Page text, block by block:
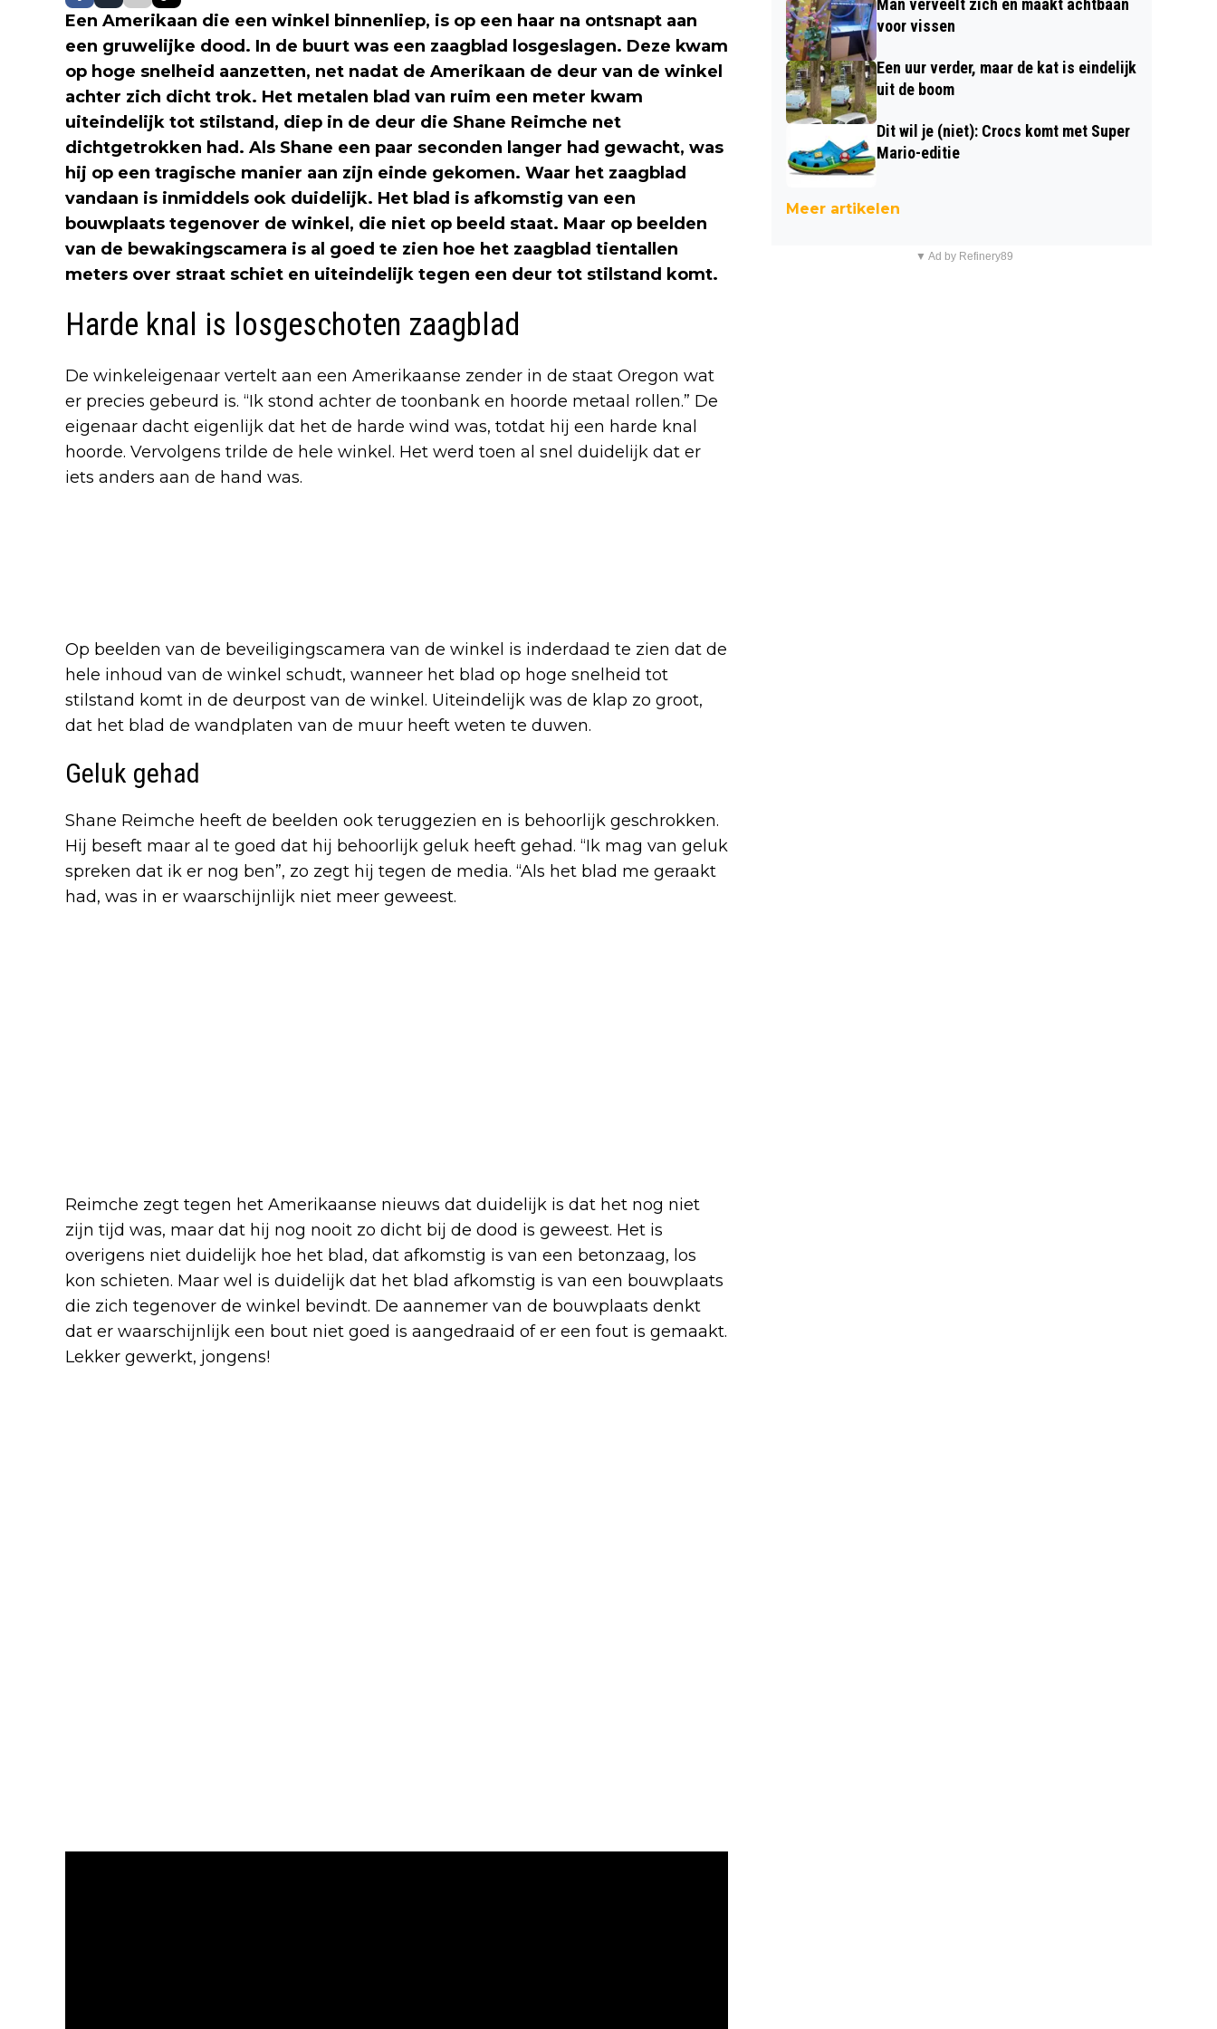
Een Amerikaan die een winkel binnenliep, is op een haar na ontsnapt aan
een gruwelijke dood. In de buurt was een zaagblad losgeslagen. Deze kwam
op hoge snelheid aanzetten, net nadat de Amerikaan de deur van de winkel
achter zich dicht trok. Het metalen blad van ruim een meter kwam
uiteindelijk tot stilstand, diep in de deur die Shane Reimche net
dichtgetrokken had. Als Shane een paar seconden langer had gewacht, was
hij op een tragische manier aan zijn einde gekomen. Waar het zaagblad
vandaan is inmiddels ook duidelijk. Het blad is afkomstig van een
bouwplaats tegenover de winkel, die niet op beeld staat. Maar op beelden
van de bewakingscamera is al goed te zien hoe het zaagblad tientallen
meters over straat schiet en uiteindelijk tegen een deur tot stilstand komt.
Harde knal is losgeschoten zaagblad
De winkeleigenaar vertelt aan een Amerikaanse zender in de staat Oregon wat
er precies gebeurd is. “Ik stond achter de toonbank en hoorde metaal rollen.” De
eigenaar dacht eigenlijk dat het de harde wind was, totdat hij een harde knal
hoorde. Vervolgens trilde de hele winkel. Het werd toen al snel duidelijk dat er
iets anders aan de hand was.
Op beelden van de beveiligingscamera van de winkel is inderdaad te zien dat de
hele inhoud van de winkel schudt, wanneer het blad op hoge snelheid tot
stilstand komt in de deurpost van de winkel. Uiteindelijk was de klap zo groot,
dat het blad de wandplaten van de muur heeft weten te duwen.
Geluk gehad
Shane Reimche heeft de beelden ook teruggezien en is behoorlijk geschrokken.
Hij beseft maar al te goed dat hij behoorlijk geluk heeft gehad. “Ik mag van geluk
spreken dat ik er nog ben”, zo zegt hij tegen de media. “Als het blad me geraakt
had, was in er waarschijnlijk niet meer geweest.
Reimche zegt tegen het Amerikaanse nieuws dat duidelijk is dat het nog niet
zijn tijd was, maar dat hij nog nooit zo dicht bij de dood is geweest. Het is
overigens niet duidelijk hoe het blad, dat afkomstig is van een betonzaag, los
kon schieten. Maar wel is duidelijk dat het blad afkomstig is van een bouwplaats
die zich tegenover de winkel bevindt. De aannemer van de bouwplaats denkt
dat er waarschijnlijk een bout niet goed is aangedraaid of er een fout is gemaakt.
Lekker gewerkt, jongens!
Man verveelt zich en maakt achtbaan
voor vissen
Een uur verder, maar de kat is eindelijk
uit de boom
Dit wil je (niet): Crocs komt met Super
Mario-editie
Meer artikelen
▼ Ad by Refinery89